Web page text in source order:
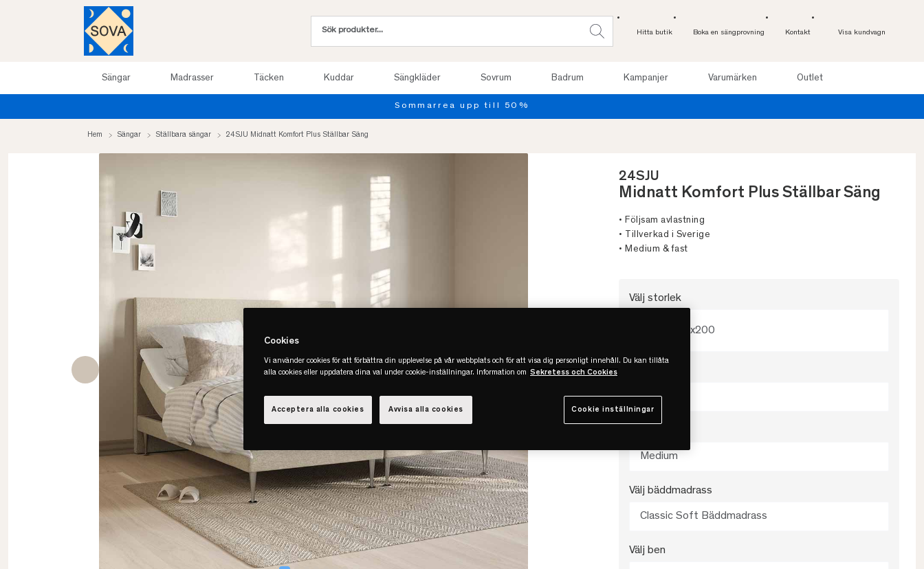
Hitta butik Boka en sängprovning Kontakt Visa kundvagn
Sängar Madrasser Täcken Kuddar Sängkläder Sovrum Badrum Kampanjer Varumärken Outlet
Provsov upp till 100 nätter. Läs mer
Hem Sängar Ställbara sängar 24SJU Midnatt Komfort Plus Ställbar Säng
24SJU
Midnatt Komfort Plus Ställbar Säng
• Följsam avlastning
• Tillverkad i Sverige
• Medium & fast
Välj storlek
180x200
Beige
Medium
Välj bäddmadrass
Classic Soft Bäddmadrass
Välj ben
Cookies
Vi använder cookies för att förbättra din upplevelse på vår webbplats och för att visa dig personligt innehåll. Du kan tillåta
alla cookies eller uppdatera dina val under cookie-inställningar. Information om Sekretess och Cookies
Cookie inställningar
Avvisa alla cookies
Acceptera alla cookies